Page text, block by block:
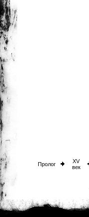
Пролог
XV
век